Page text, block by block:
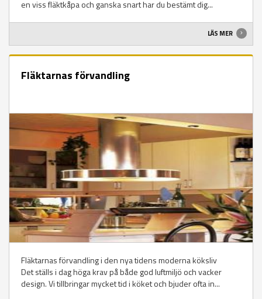
en viss fläktkåpa och ganska snart har du bestämt dig...
LÄS MER
Fläktarnas förvandling
Fläktarnas förvandling i den nya tidens moderna köksliv
Det ställs i dag höga krav på både god luftmiljö och vacker
design. Vi tillbringar mycket tid i köket och bjuder ofta in...